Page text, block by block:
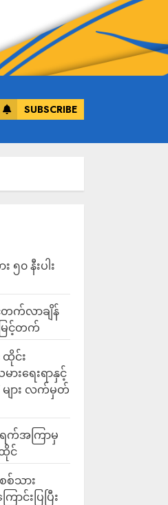
SUBSCRIBE
၀ နီးပါး
တက်လာချိန်
ြင့်တက်
င်း
းရေးရာနှင့်
များ လက်မှတ်
ရက်အကြာမှ
င်
စ်သား
င်းပြပြီး